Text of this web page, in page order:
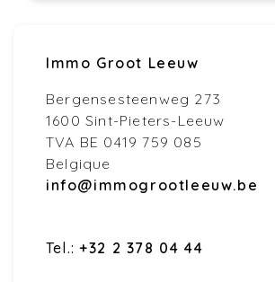
Immo Groot Leeuw
Bergensesteenweg 273
1600 Sint-Pieters-Leeuw
TVA BE 0419 759 085
Belgique
info@immogrootleeuw.be
Tel.: +32 2 378 04 44